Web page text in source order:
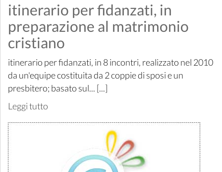
itinerario per fidanzati, in
preparazione al matrimonio
cristiano
itinerario per fidanzati, in 8 incontri, realizzato nel 2010
da un'equipe costituita da 2 coppie di sposi e un
presbitero; basato sul... [...]
Leggi tutto